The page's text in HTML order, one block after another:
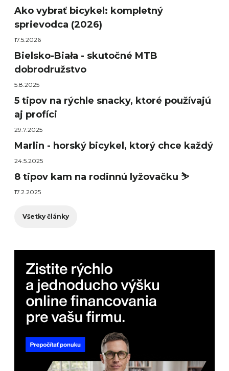
Ako vybrať bicykel: kompletný
sprievodca (2026)
17.5.2026
Bielsko-Biała - skutočné MTB
dobrodružstvo
5.8.2025
5 tipov na rýchle snacky, ktoré používajú
aj profíci
29.7.2025
Marlin - horský bicykel, ktorý chce každý
24.5.2025
8 tipov kam na rodinnú lyžovačku ⛷️
17.2.2025
Všetky články